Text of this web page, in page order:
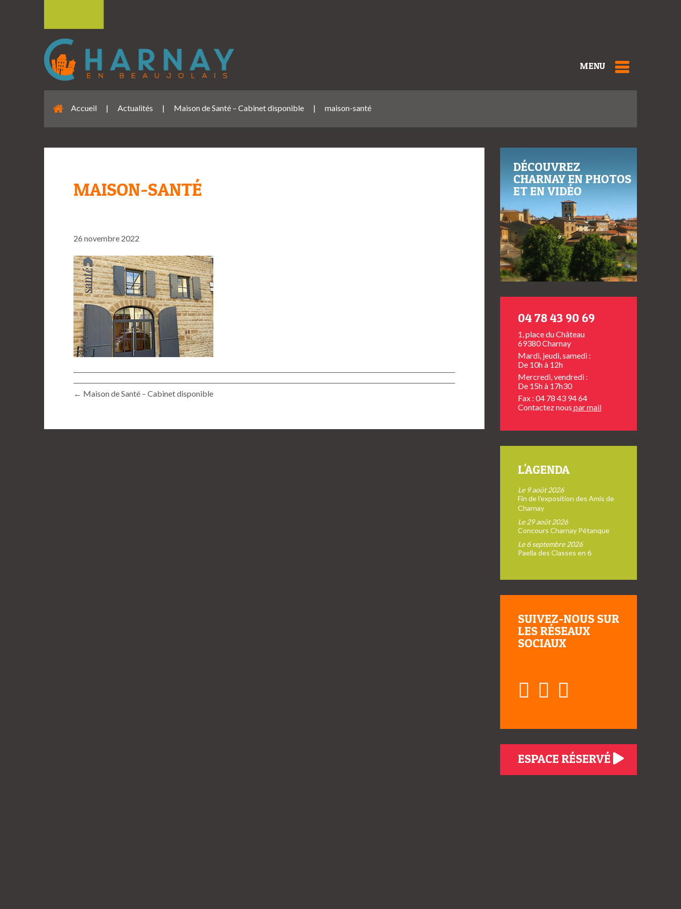
MENU
Accueil | Actualités | Maison de Santé – Cabinet disponible | maison-santé
MAISON-SANTÉ
26 novembre 2022
← Maison de Santé – Cabinet disponible
DÉCOUVREZ
CHARNAY EN PHOTOS
ET EN VIDÉO
04 78 43 90 69
1, place du Château
69380 Charnay
Mardi, jeudi, samedi :
De 10h à 12h
Mercredi, vendredi :
De 15h à 17h30
Fax : 04 78 43 94 64
Contactez nous par mail
L'AGENDA
Le 9 août 2026
Fin de l’exposition des Amis de
Charnay
Le 29 août 2026
Concours Charnay Pétanque
Le 6 septembre 2026
Paella des Classes en 6
SUIVEZ-NOUS SUR
LES RÉSEAUX
SOCIAUX
ESPACE RÉSERVÉ